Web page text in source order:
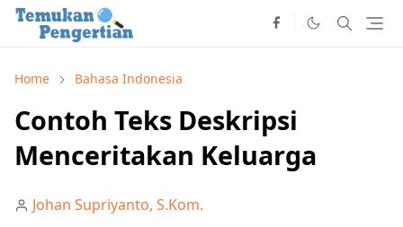
Home Bahasa Indonesia
Contoh Teks Deskripsi
Menceritakan Keluarga
Johan Supriyanto, S.Kom.